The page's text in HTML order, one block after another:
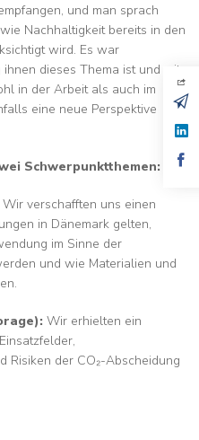
und man sprach
Nachhaltigkeit bereits in den
wird. Es war
dieses Thema ist und mit
in der Arbeit als auch im
eine neue Perspektive
Schwerpunktthemen:
Wir verschafften uns einen
in Dänemark gelten,
im Sinne der
und wie Materialien und
Wir erhielten ein
Risiken der CO₂-Abscheidung